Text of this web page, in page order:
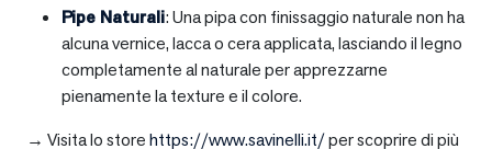
Pipe Naturali: Una pipa con finissaggio naturale non ha
alcuna vernice, lacca o cera applicata, lasciando il legno
completamente al naturale per apprezzarne
pienamente la texture e il colore.
→ Visita lo storehttps://www.savinelli.it/per scoprire di più